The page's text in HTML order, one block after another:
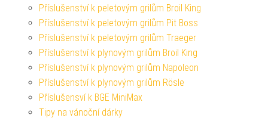
Příslušenství k peletovým grilům Broil King
Příslušenství k peletovým grilům Pit Boss
Příslušenství k peletovým grilům Traeger
Příslušenství k plynovým grilům Broil King
Příslušenství k plynovým grilům Napoleon
Příslušenství k plynovým grilům Rösle
Příslušensví k BGE MiniMax
Tipy na vánoční dárky